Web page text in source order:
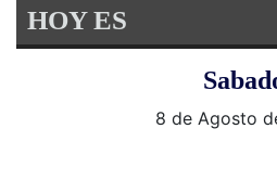
HOY ES
8 de Agosto